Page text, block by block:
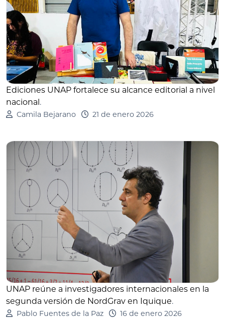
Ediciones UNAP fortalece su alcance editorial a nivel
nacional.
Camila Bejarano 21 de enero 2026
UNAP reúne a investigadores internacionales en la
segunda versión de NordGrav en Iquique.
Pablo Fuentes de la Paz 16 de enero 2026